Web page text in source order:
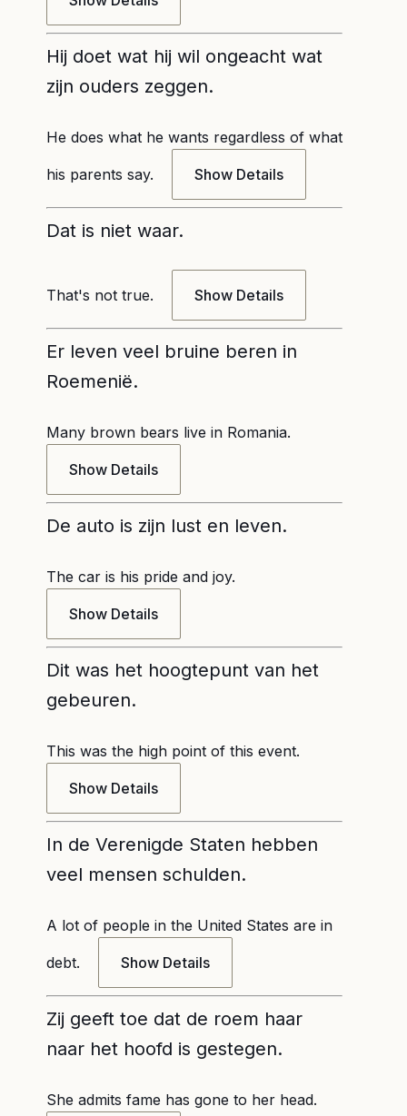
Hij doet wat hij wil ongeacht wat
zijn ouders zeggen.
He does what he wants regardless of what
his parents say. Show Details
Dat is niet waar.
That's not true. Show Details
Er leven veel bruine beren in
Roemenië.
Many brown bears live in Romania.
Show Details
De auto is zijn lust en leven.
The car is his pride and joy.
Show Details
Dit was het hoogtepunt van het
gebeuren.
This was the high point of this event.
Show Details
In de Verenigde Staten hebben
veel mensen schulden.
A lot of people in the United States are in
debt. Show Details
Zij geeft toe dat de roem haar
naar het hoofd is gestegen.
She admits fame has gone to her head.